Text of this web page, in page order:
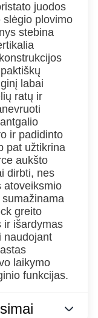
juodos
slėgio plovimo
stebina
labai
ratų ir
ir padidinto
pat užtikrina
aukšto
dirbti, nes
atoveiksmio
greito
ir išardymas
naudojant
laikymo
funkcijas.